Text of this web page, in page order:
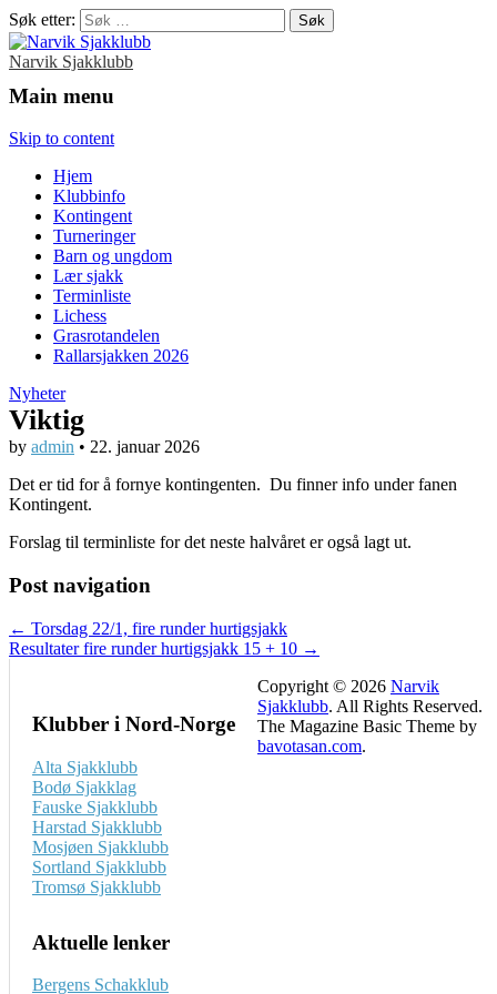
Søk etter:
Narvik Sjakklubb
Main menu
Skip to content
Hjem
Klubbinfo
Kontingent
Turneringer
Barn og ungdom
Lær sjakk
Terminliste
Lichess
Grasrotandelen
Rallarsjakken 2026
Nyheter
Viktig
by admin • 22. januar 2026
Det er tid for å fornye kontingenten. Du finner info under fanen
Kontingent.
Forslag til terminliste for det neste halvåret er også lagt ut.
Post navigation
← Torsdag 22/1, fire runder hurtigsjakk
Resultater fire runder hurtigsjakk 15 + 10 →
Klubber i Nord-Norge
Alta Sjakklubb
Bodø Sjakklag
Fauske Sjakklubb
Harstad Sjakklubb
Mosjøen Sjakklubb
Sortland Sjakklubb
Tromsø Sjakklubb
Aktuelle lenker
Bergens Schakklub
Copyright © 2026 Narvik
Sjakklubb. All Rights Reserved.
The Magazine Basic Theme by
bavotasan.com.